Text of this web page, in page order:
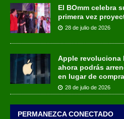
El BOmm celebra
primera vez
28 de julio de 2026
Apple revoluciona
ahora podrás
en lugar de
28 de julio de 2026
PERMANEZCA CONECTADO